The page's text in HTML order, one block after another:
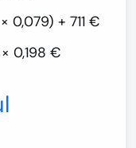
0,079) + 711 €
0,198 €